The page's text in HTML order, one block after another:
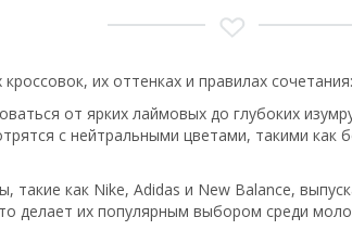
их оттенках и правилах сочетания:
от ярких лаймовых до глубоких
с нейтральными цветами, такими
такие как Nike, Adidas и New Balance,
делает их популярным выбором среди